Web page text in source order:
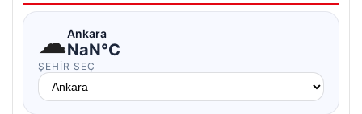
☁Ankara
NaN°C
ŞEHIR SEÇ